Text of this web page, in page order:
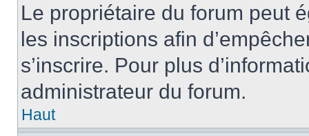
Le propriétaire du forum peut
les inscriptions afin
s’inscrire. Pour plus
administrateur du forum.
Haut